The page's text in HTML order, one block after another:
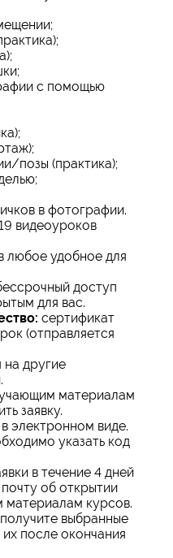
с помощью
позы (практика);
в фотографии.
видеоуроков
любое удобное для
доступ
для вас.
сертификат
(отправляется
на другие
материалам
заявку.
электронном виде.
указать код
в течение 4 дней
об открытии
курсов.
выбранные
после окончания